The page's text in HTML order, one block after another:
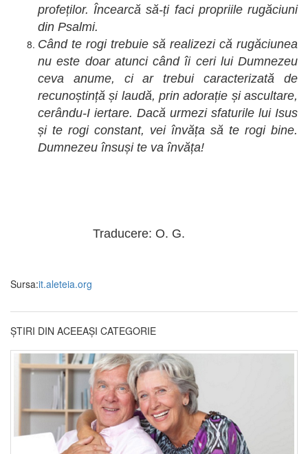
profeților. Încearcă să-ți faci propriile rugăciuni
din Psalmi.
Când te rogi trebuie să realizezi că rugăciunea
nu este doar atunci când îi ceri lui Dumnezeu
ceva anume, ci ar trebui caracterizată de
recunoștință și laudă, prin adorație și ascultare,
cerându-I iertare. Dacă urmezi sfaturile lui Isus
și te rogi constant, vei învăța să te rogi bine.
Dumnezeu însuși te va învăța!
Traducere: O. G.
Sursa:it.aleteia.org
ȘTIRI DIN ACEEAȘI CATEGORIE